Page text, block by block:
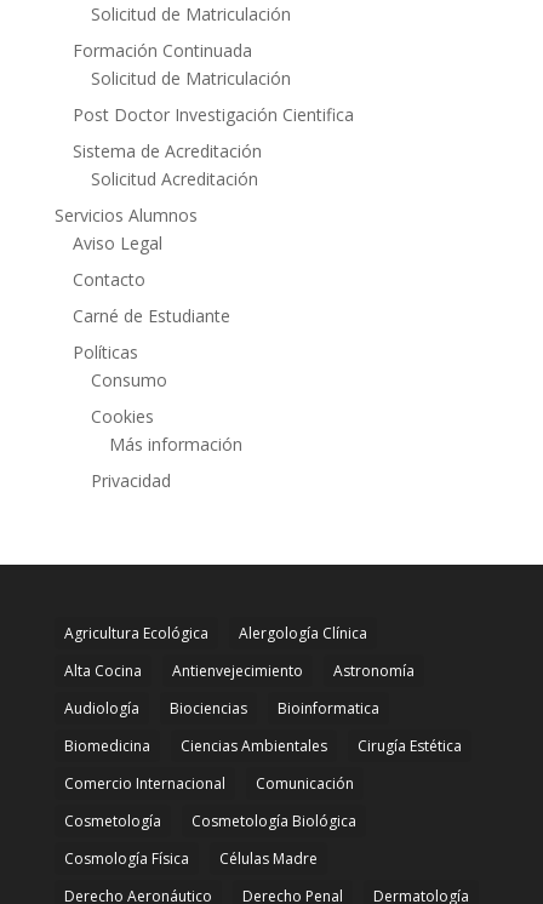
Solicitud de Matriculación
Formación Continuada
Solicitud de Matriculación
Post Doctor Investigación Cientifica
Sistema de Acreditación
Solicitud Acreditación
Servicios Alumnos
Aviso Legal
Contacto
Carné de Estudiante
Políticas
Consumo
Cookies
Más información
Privacidad
Agricultura Ecológica
Alergología Clínica
Alta Cocina
Antienvejecimiento
Astronomía
Audiología
Biociencias
Bioinformatica
Biomedicina
Ciencias Ambientales
Cirugía Estética
Comercio Internacional
Comunicación
Cosmetología
Cosmetología Biológica
Cosmología Física
Células Madre
Derecho Aeronáutico
Derecho Penal
Dermatología